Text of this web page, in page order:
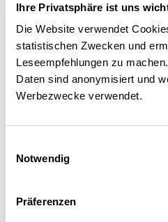
Ihre Privatsphäre ist uns
Die Website verwendet
statistischen Zwecken und
Leseempfehlungen zu
Daten sind anonymisiert und
Werbezwecke verwendet.
Notwendig
Präferenzen
Chargé de cours, Institut
financiers de Zoug (IFZ),